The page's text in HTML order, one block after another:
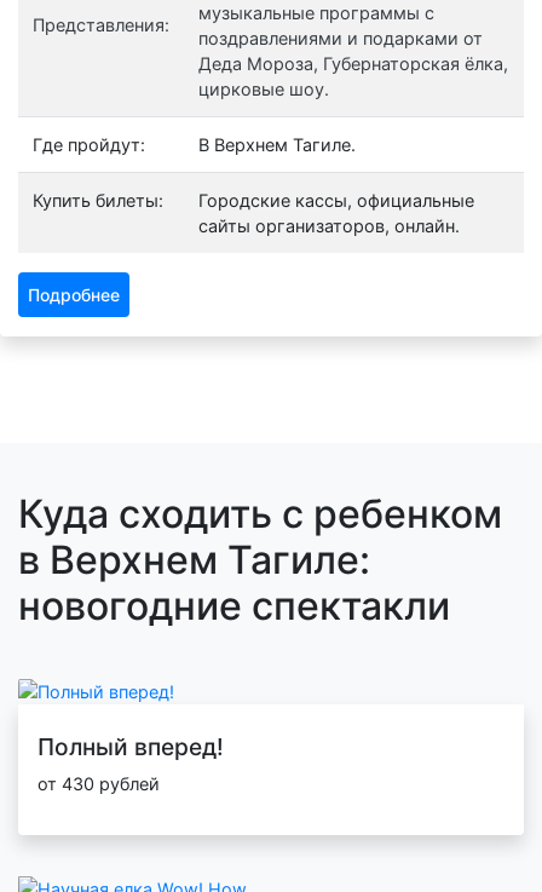
Представления:
музыкальные программы с
поздравлениями и подарками от
Деда Мороза, Губернаторская ёлка,
цирковые шоу.
Где пройдут: В Верхнем Тагиле.
Купить билеты:
Городские кассы, официальные
сайты организаторов, онлайн.
Подробнее
Куда сходить с ребенком
в Верхнем Тагиле:
новогодние спектакли
Полный вперед!
от 430 рублей